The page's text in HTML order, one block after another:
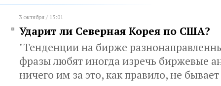
3 октября / 15:01
Ударит ли Северная Корея по США?
"Тенденции на бирже
фразы любят иногда изречь биржевые
ничего им за это, как правило, не бывает